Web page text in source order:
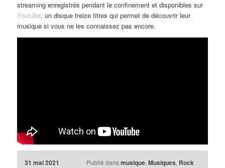
streaming enregistrés pendant le confinement et disponibles sur
Youtube, un disque treize titres qui permet de découvrir leur
musique si vous ne les connaissez pas encore.
31 mai 2021 Publié dans musique,Musiques, Rock